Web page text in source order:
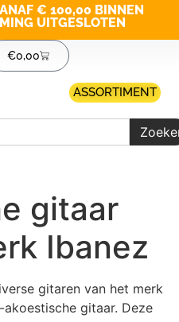
€ 100,00 BINNEN
UITGESLOTEN
€0,00
ASSORTIMENT
gitaar
Ibanez
gitaren van het merk
gitaar. Deze